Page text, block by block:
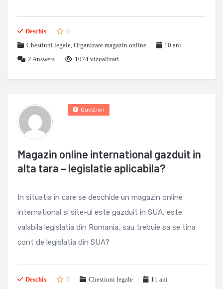
Deschis
0
Chestiuni legale, Organizare magazin online
10 ani
2 Answers 1074 vizualizari
Magazin online international gazduit in
alta tara – legislatie aplicabila?
Question
In situatia in care se deschide un magazin online
international si site-ul este gazduit in SUA, este
valabila legislatia din Romania, sau trebuie sa se tina
cont de legislatia din SUA?
Deschis 0 Chestiuni legale
11 ani